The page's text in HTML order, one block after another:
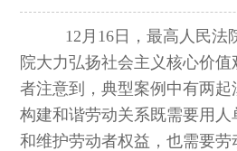
12月16日，最高人民法
院大力弘扬社会主义核心价
者注意到，典型案例中有两
构建和谐劳动关系既需要用
和维护劳动者权益，也需要